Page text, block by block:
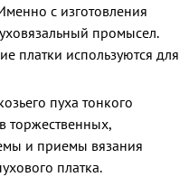
с изготовления
промысел.
платки используются для
пуха тонкого
торжественных,
и приемы вязания
платка.